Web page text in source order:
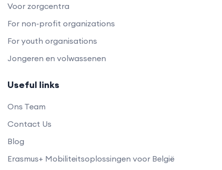
Voor zorgcentra
For non-profit organizations
For youth organisations
Jongeren en volwassenen
Useful links
Ons Team
Contact Us
Blog
Erasmus+ Mobiliteitsoplossingen voor België